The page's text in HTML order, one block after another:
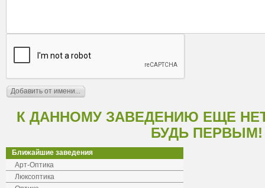
К ДАННОМУ ЗАВЕДЕНИЮ ЕЩЕ
БУДЬ ПЕРВЫМ!
Ближайшие заведения
Арт-Оптика
Люксоптика